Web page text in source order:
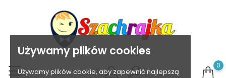
Używamy plików cookies
Używamy plików cookie, aby zapewnić najlepszą
0